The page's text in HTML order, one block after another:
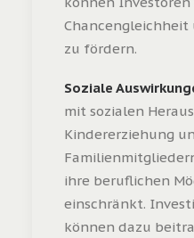
zu fördern.
Soziale
mit sozialen
Kindererziehung
ihre beruflichen
einschränkt.
können dazu